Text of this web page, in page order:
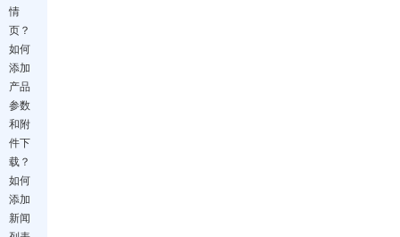
情
页？
如何
添加
产品
参数
和附
件下
载？
如何
添加
新闻